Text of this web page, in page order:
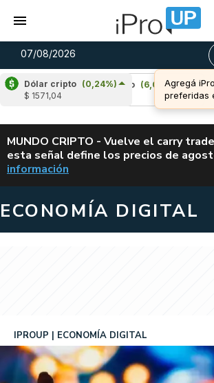
07/08/2026
Agregá
preferidas
Dólar cripto (0,24%)
$ 1571,04
Cardano (6,06%)
ALERTA
MUNDO CRIPTO - Vuelve el carry
esta señal define los precios de
información
ECONOMÍA DIGITAL
IPROUP ECONOMÍA DIGITAL